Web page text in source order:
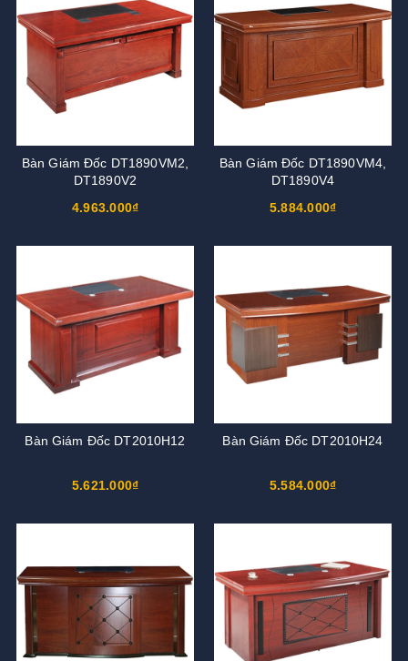
Bàn Giám Đốc DT1890VM2,
DT1890V2
4.963.000₫
Bàn Giám Đốc DT1890VM4,
DT1890V4
5.884.000₫
Bàn Giám Đốc DT2010H12
5.621.000₫
Bàn Giám Đốc DT2010H24
5.584.000₫